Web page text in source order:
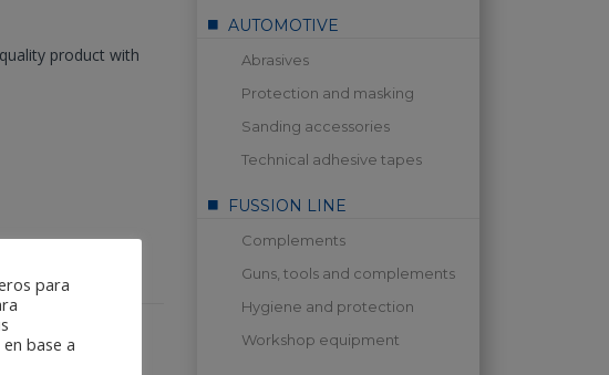
product with
AUTOMOTIVE
Abrasives
Protection and masking
Sanding accessories
Technical adhesive tapes
FUSSION LINE
Complements
Guns, tools and complements
Hygiene and protection
Workshop equipment
para
base a